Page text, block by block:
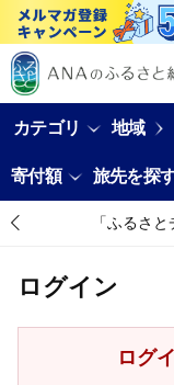
カテゴリ 地域
寄付額 旅先を探
「ふるさ
ログイン
ログ